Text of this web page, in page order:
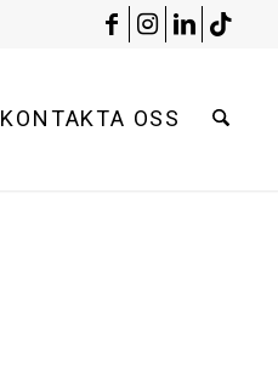
KONTAKTA OSS